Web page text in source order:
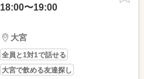
18:00〜19:00
大宮
全員と1対1で話せる
大宮で飲める友達探し